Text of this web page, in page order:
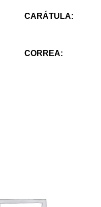
CARÁTULA:
CORREA: